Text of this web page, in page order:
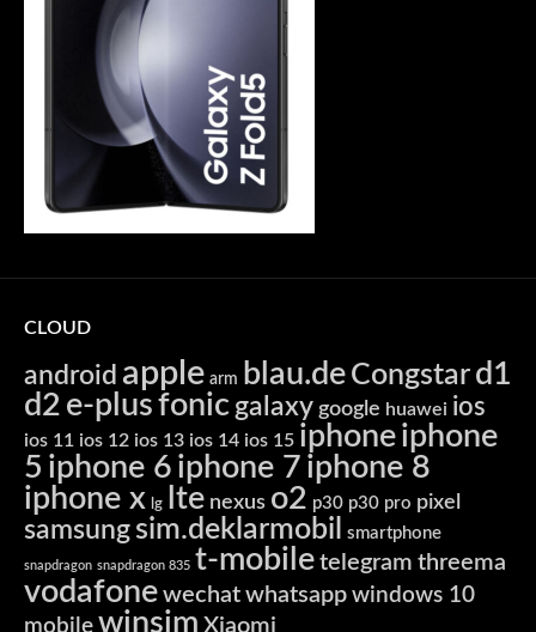
CLOUD
android apple arm blau.de Congstar d1
d2 e-plusfonic galaxy google huawei ios
ios 11 ios 12 ios 13 ios 14 ios 15 iphoneiphone
5 iphone 6 iphone 7 iphone 8
iphone x lg lte nexus o2 p30 p30 pro pixel
samsung sim.deklarmobil smartphone
snapdragon snapdragon 835 t-mobile telegram threema
vodafone wechat whatsapp windows 10
mobile winsim Xiaomi